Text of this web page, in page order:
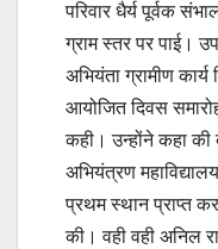
परिवार धैर्य पूर्वक
ग्राम स्तर पर पाई।
अभियंता ग्रामीण
आयोजित दिवस
कही। उन्होंने कहा की
अभियंत्रण
प्रथम स्थान प्राप्त
की। वही वही अनिल